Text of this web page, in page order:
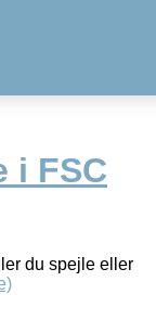
i FSC
du spejle eller